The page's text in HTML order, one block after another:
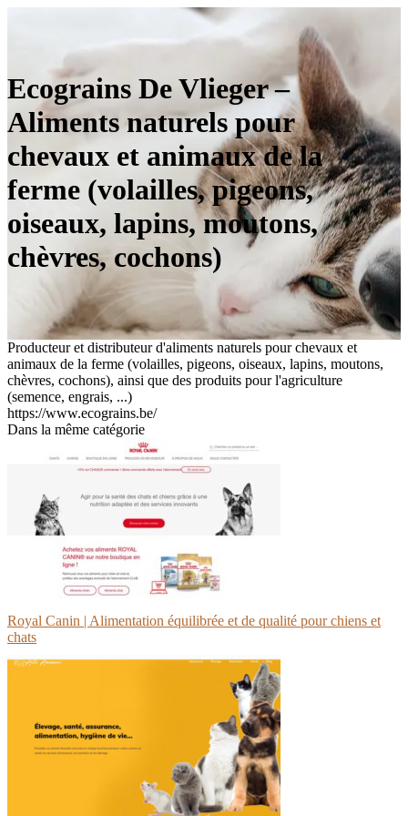
Ecograins De Vlieger –
Aliments naturels pour
chevaux et animaux de la
ferme (volailles, pigeons,
oiseaux, lapins, moutons,
chèvres, cochons)
Producteur et distributeur d'aliments naturels pour chevaux et
animaux de la ferme (volailles, pigeons, oiseaux, lapins, moutons,
chèvres, cochons), ainsi que des produits pour l'agriculture
(semence, engrais, ...)
https://www.ecograins.be/
Dans la même catégorie
Royal Canin | Alimentation équilibrée et de qualité pour chiens et
chats